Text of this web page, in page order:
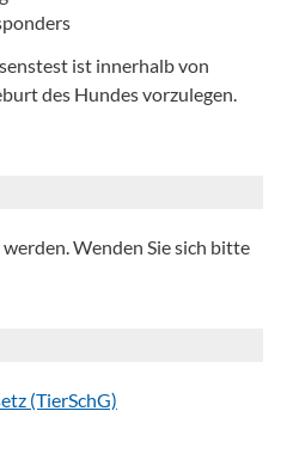
ist innerhalb von
des Hundes vorzulegen.
Wenden Sie sich bitte
(TierSchG)